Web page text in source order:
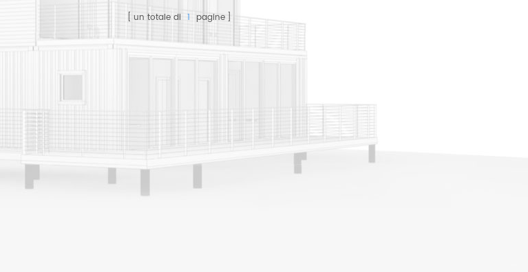
personalizzate, non c'è
bisogno di gru a Installa.
Design opzionale, esterno
con forma corrugata &
personalizzate, non c'è
bisogno di gru a Installa.
Design opzionale, esterno
con forma corrugata &
un totale di 1 pagine